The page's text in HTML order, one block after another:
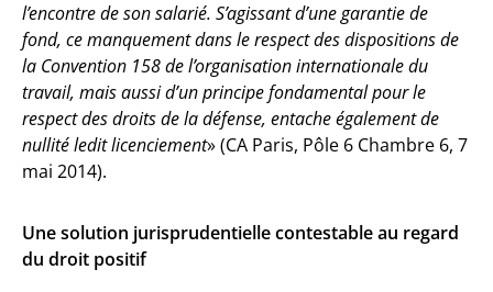
l’encontre de son salarié. S’agissant d’une garantie de
fond, ce manquement dans le respect des dispositions de
la Convention 158 de l’organisation internationale du
travail, mais aussi d’un principe fondamental pour le
respect des droits de la défense, entache également de
nullité ledit licenciement» (CA Paris, Pôle 6 Chambre 6, 7
mai 2014).
Une solution jurisprudentielle contestable au regard
du droit positif